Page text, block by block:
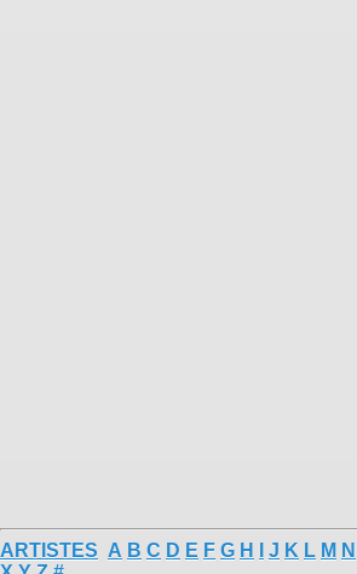
ARTISTES A B C D E F G H J K L M N